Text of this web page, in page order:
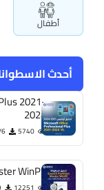
أطفال
أحدث
2021-
2024
5740
WinPE
12251